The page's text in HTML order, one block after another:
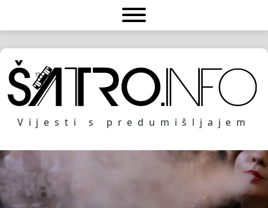
Vijesti s predumišljajem